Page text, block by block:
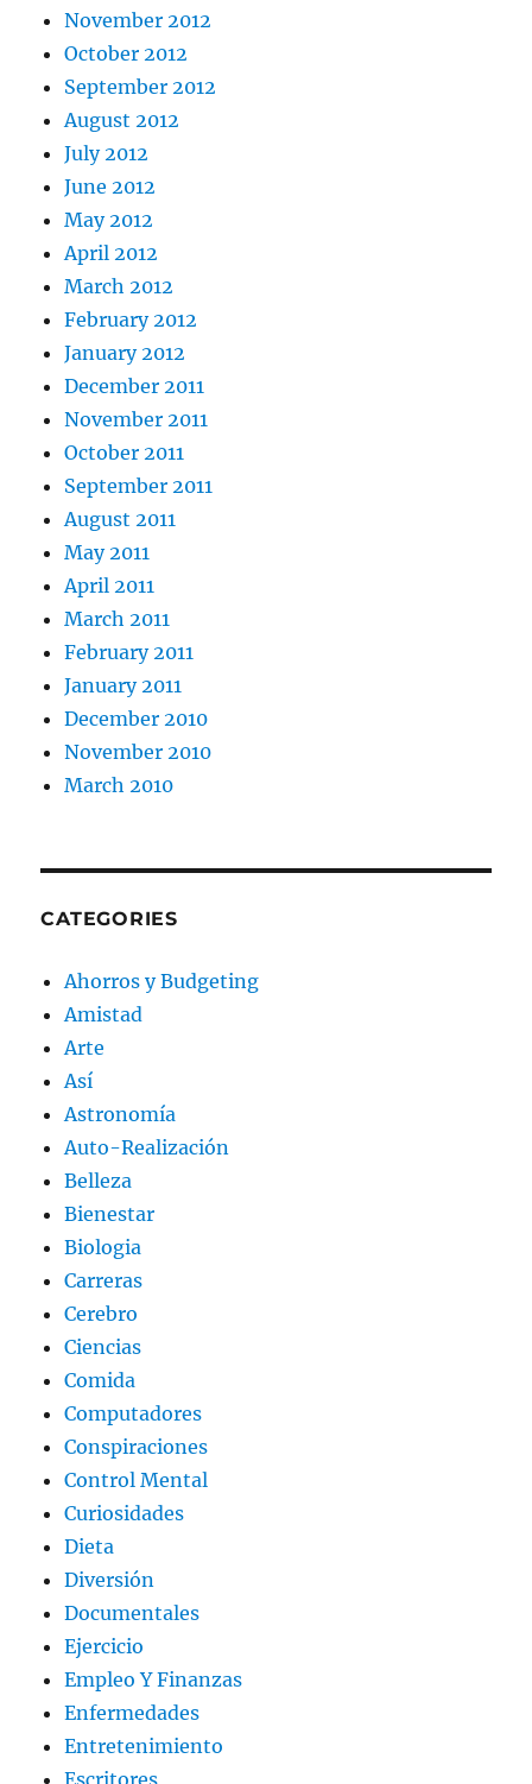
November 2012
October 2012
September 2012
August 2012
July 2012
June 2012
May 2012
April 2012
March 2012
February 2012
January 2012
December 2011
November 2011
October 2011
September 2011
August 2011
May 2011
April 2011
March 2011
February 2011
January 2011
December 2010
November 2010
March 2010
CATEGORIES
Ahorros y Budgeting
Amistad
Arte
Así
Astronomía
Auto-Realización
Belleza
Bienestar
Biologia
Carreras
Cerebro
Ciencias
Comida
Computadores
Conspiraciones
Control Mental
Curiosidades
Dieta
Diversión
Documentales
Ejercicio
Empleo Y Finanzas
Enfermedades
Entretenimiento
Escritores